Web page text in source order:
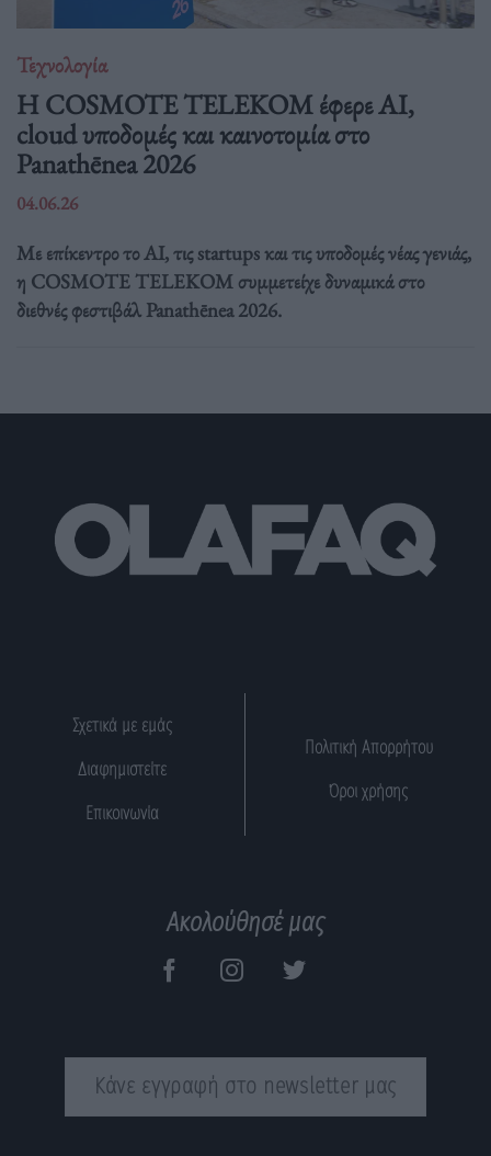
Τεχνολογία
Η COSMOTE TELEKOM έφερε AI,
cloud υποδομές και καινοτομία στο
Panathēnea 2026
04.06.26
Με επίκεντρο το AI, τις startups και τις υποδομές νέας γενιάς,
η COSMOTE TELEKOM συμμετείχε δυναμικά στο
διεθνές φεστιβάλ Panathēnea 2026.
Σχετικά με εμάς
Διαφημιστείτε
Επικοινωνία
Πολιτική Απορρήτου
Όροι χρήσης
Ακολούθησέ μας
Κάνε εγγραφή στο newsletter μας